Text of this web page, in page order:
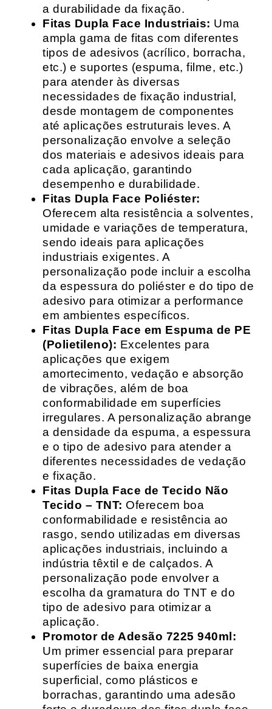
a durabilidade da fixação.
Fitas Dupla Face Industriais: Uma
ampla gama de fitas com diferentes
tipos de adesivos (acrílico, borracha,
etc.) e suportes (espuma, filme, etc.)
para atender às diversas
necessidades de fixação industrial,
desde montagem de componentes
até aplicações estruturais leves. A
personalização envolve a seleção
dos materiais e adesivos ideais para
cada aplicação, garantindo
desempenho e durabilidade.
Fitas Dupla Face Poliéster:
Oferecem alta resistência a solventes,
umidade e variações de temperatura,
sendo ideais para aplicações
industriais exigentes. A
personalização pode incluir a escolha
da espessura do poliéster e do tipo de
adesivo para otimizar a performance
em ambientes específicos.
Fitas Dupla Face em Espuma de PE
(Polietileno): Excelentes para
aplicações que exigem
amortecimento, vedação e absorção
de vibrações, além de boa
conformabilidade em superfícies
irregulares. A personalização abrange
a densidade da espuma, a espessura
e o tipo de adesivo para atender a
diferentes necessidades de vedação
e fixação.
Fitas Dupla Face de Tecido Não
Tecido – TNT: Oferecem boa
conformabilidade e resistência ao
rasgo, sendo utilizadas em diversas
aplicações industriais, incluindo a
indústria têxtil e de calçados. A
personalização pode envolver a
escolha da gramatura do TNT e do
tipo de adesivo para otimizar a
aplicação.
Promotor de Adesão 7225 940ml:
Um primer essencial para preparar
superfícies de baixa energia
superficial, como plásticos e
borrachas, garantindo uma adesão